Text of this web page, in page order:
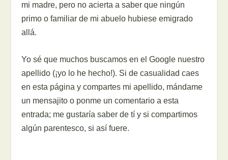
mi madre, pero no acierta a saber que ningún
primo o familiar de mi abuelo hubiese emigrado
allá.
Yo sé que muchos buscamos en el Google nuestro
apellido (¡yo lo he hecho!). Si de casualidad caes
en esta página y compartes mi apellido, mándame
un mensajito o ponme un comentario a esta
entrada; me gustaría saber de tí y si compartimos
algún parentesco, si así fuere.